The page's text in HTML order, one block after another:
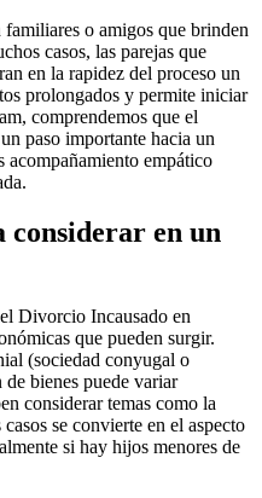
o amigos que brinden
casos, las parejas que
en la rapidez del proceso un
prolongados y permite iniciar
comprendemos que el
paso importante hacia un
acompañamiento empático
considerar en un
Divorcio Incausado en
que pueden surgir.
(sociedad conyugal o
bienes puede variar
considerar temas como la
se convierte en el aspecto
si hay hijos menores de